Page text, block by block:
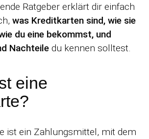
Ratgeber erklärt dir einfach
was Kreditkarten sind, wie sie
du eine bekommst, und
Nachteile du kennen solltest.
eine
ist ein Zahlungsmittel, mit dem